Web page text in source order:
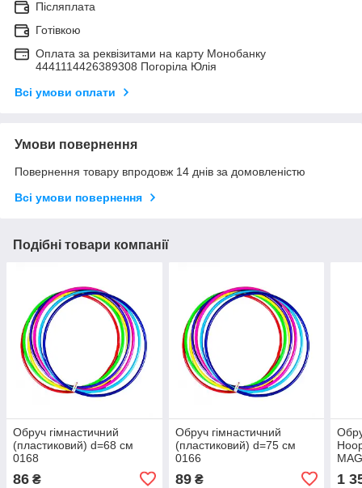
Післяплата
Готівкою
Оплата за реквізитами на карту Монобанку
4441114426389308 Погоріла Юлія
Всі умови оплати
Умови повернення
Повернення товару впродовж 14 днів за домовленістю
Всі умови повернення
Подібні товари компанії
Обруч гімнастичний
(пластиковий) d=68 см
0168
86 ₴
Обруч гімнастичний
(пластиковий) d=75 см
0166
89₴ 1